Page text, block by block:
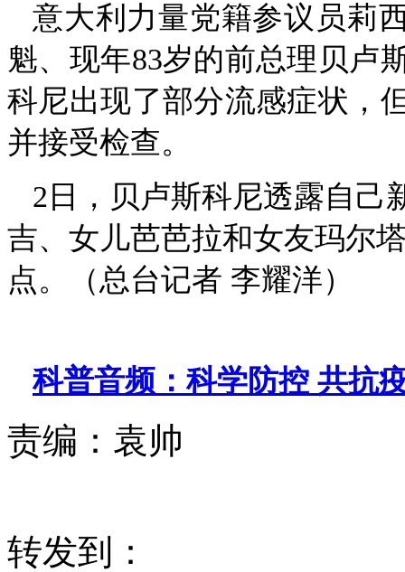
意大利力量党籍参议员莉
魁、现年83岁的前总理贝卢
科尼出现了部分流感症状，
并接受检查。
2日，贝卢斯科尼透露自己
吉、女儿芭芭拉和女友玛尔
点。（总台记者 李耀洋）
科普音频：科学防控 共抗
责编： 袁帅
转发到：